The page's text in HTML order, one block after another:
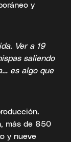
y
Ver a 19
saliendo
es algo que
más de 850
y nueve